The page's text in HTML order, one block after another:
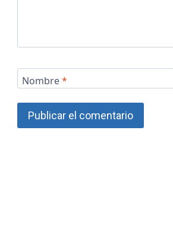
Nombre*